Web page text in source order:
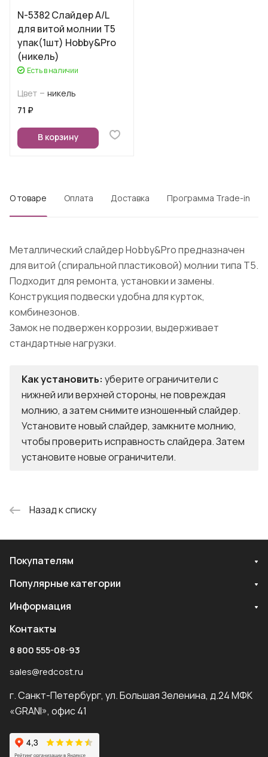
N-5382 Слайдер A/L
для витой молнии Т5
упак(1шт) Hobby&Pro
(никель)
Есть в наличии
Цвет – никель
71 ₽
В корзину
О товаре Оплата Доставка Программа Trade-in
Металлический слайдер Hobby&Pro предназначен
для витой (спиральной пластиковой) молнии типа Т5.
Подходит для ремонта, установки и замены.
Конструкция подвески удобна для курток,
комбинезонов.
Замок не подвержен коррозии, выдерживает
стандартные нагрузки.
Как установить: уберите ограничители с
нижней или верхней стороны, не повреждая
молнию, а затем снимите изношенный слайдер.
Установите новый слайдер, замкните молнию,
чтобы проверить исправность слайдера. Затем
установите новые ограничители.
Назад к списку
Покупателям
Популярные категории
Информация
Контакты
8 800 555-08-93
sales@redcost.ru
г. Санкт-Петербург, ул. Большая Зеленина, д.24 МФК
«GRANI», офис 41